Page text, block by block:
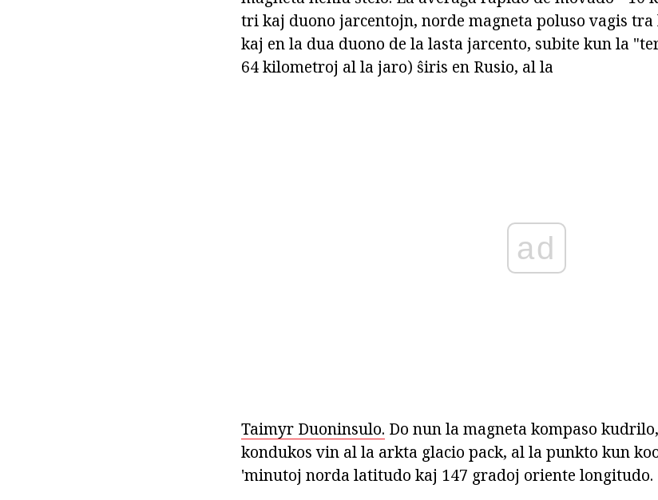
tri kaj duono jarcentojn, norde magneta poluso vagis
kaj en la dua duono de la lasta jarcento, subite kun la
64 kilometroj al la jaro) ŝiris en Rusio, al la
ad
Taimyr Duoninsulo. Do nun la magneta kompaso
kondukos vin al la arkta glacio pack, al la punkto kun
'minutoj norda latitudo kaj 147 gradoj oriente longitudo.